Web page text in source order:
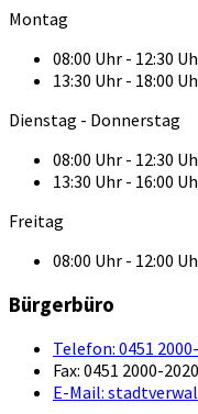
Montag
08:00 Uhr - 12:30
13:30 Uhr - 18:00
Dienstag - Donnerstag
08:00 Uhr - 12:30
13:30 Uhr - 16:00
Freitag
08:00 Uhr - 12:00
Bürgerbüro
Telefon: 0451
Fax: 0451 2000-2020
E-Mail: